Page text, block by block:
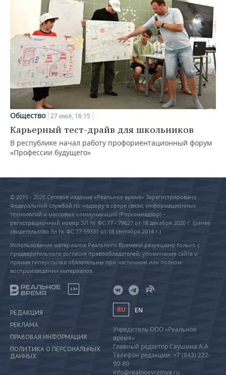
Общество 27 июл, 16:15
Карьерный тест-драйв для школьников
В республике начал работу профориентационный форум
«Профессии будущего»
© 2015 - 2026 Сетевое издание «Реальное время» Зарегистрировано
Федеральной службой по надзору в сфере связи, информационных
технологий и массовых коммуникаций (Роскомнадзор) –
регистрационный номер ЭЛ № ФС 77 - 79627 от 18 декабря 2020 г. (ранее
свидетельство Эл № ФС 77-59331 от 18 сентября 2014 г.)
Использование материалов Реального Времени разрешено только с
предварительного согласия правообладателей, упоминание сайта и
прямая гиперссылка обязательны при частичном или полном
воспроизведении материалов.
18+
РЕДАКЦИЯ
РЕКЛАМА
ПРАВОВАЯ ИНФОРМАЦИЯ
ПОЛИТИКА О ПЕРСОНАЛЬНЫХ
ДАННЫХ
RU EN
Учредитель ООО «Реальное
время»
Главный редактор Саушина А.А.
Телефон редакции: +7 (843) 222-
90-80
info@realnoevremya.ru